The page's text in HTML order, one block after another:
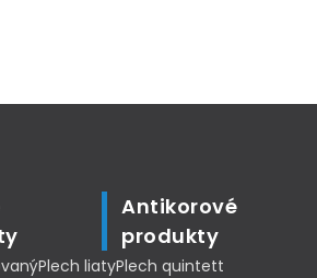
Antikorové
produkty
Plech liatyPlech quintett